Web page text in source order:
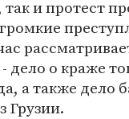
так и протест
дело о краже
а также дело
Грузии.